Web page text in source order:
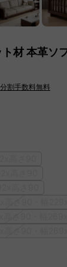
材 本革ソ
割手数料無料